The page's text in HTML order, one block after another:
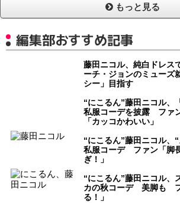
もっと見る
編集部おすすめ記事
藤田ニコル、純白ドレ
ーチ・ジョンのミューズ
シー」目指す
“にこるん”藤田ニコル、
私服コーデを披露 ファ
「カッコかわいい」
“にこるん”藤田ニコル、
私服コーデ ファン「脚
ぎ！」
“にこるん”藤田ニコル、
カの秋コーデ 美脚も
る！」